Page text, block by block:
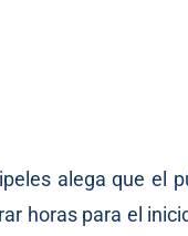
alega que el
horas para el